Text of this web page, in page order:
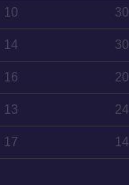
10 30
14 30
16 20
13 24
17 14